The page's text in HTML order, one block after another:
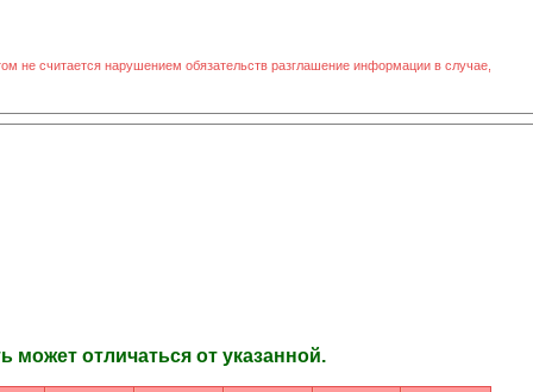
не считается нарушением обязательств разглашение информации в случае,
отличаться от указанной.